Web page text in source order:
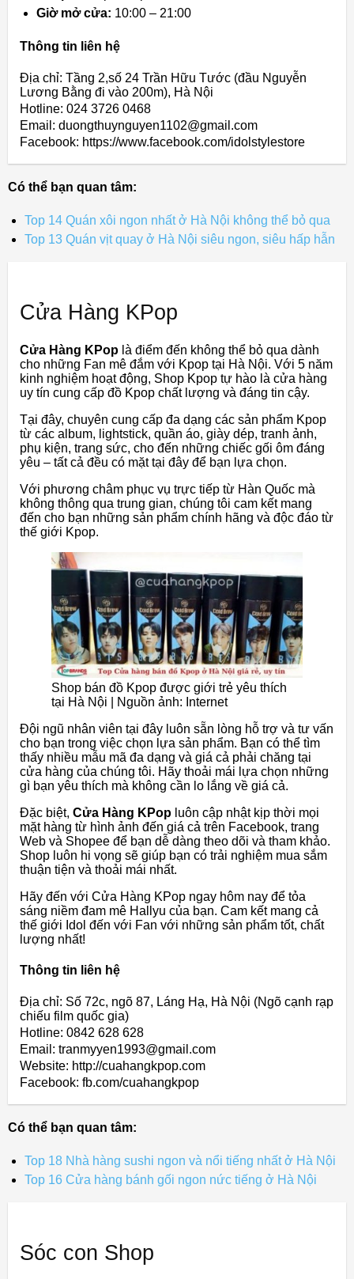
Giờ mở cửa: 10:00 – 21:00
Thông tin liên hệ
Địa chỉ: Tầng 2,số 24 Trần Hữu Tước (đầu Nguyễn
Lương Bằng đi vào 200m), Hà Nội
Hotline: 024 3726 0468
Email: duongthuynguyen1102@gmail.com
Facebook: https://www.facebook.com/idolstylestore
Có thể bạn quan tâm:
Top 14 Quán xôi ngon nhất ở Hà Nội không thể bỏ qua
Top 13 Quán vịt quay ở Hà Nội siêu ngon, siêu hấp hẫn
Cửa Hàng KPop
Cửa Hàng KPop là điểm đến không thể bỏ qua dành
cho những Fan mê đắm với Kpop tại Hà Nội. Với 5 năm
kinh nghiệm hoạt động, Shop Kpop tự hào là cửa hàng
uy tín cung cấp đồ Kpop chất lượng và đáng tin cậy.
Tại đây, chuyên cung cấp đa dạng các sản phẩm Kpop
từ các album, lightstick, quần áo, giày dép, tranh ảnh,
phụ kiện, trang sức, cho đến những chiếc gối ôm đáng
yêu – tất cả đều có mặt tại đây để bạn lựa chọn.
Với phương châm phục vụ trực tiếp từ Hàn Quốc mà
không thông qua trung gian, chúng tôi cam kết mang
đến cho bạn những sản phẩm chính hãng và độc đáo từ
thế giới Kpop.
Shop bán đồ Kpop được giới trẻ yêu thích
tại Hà Nội | Nguồn ảnh: Internet
Đội ngũ nhân viên tại đây luôn sẵn lòng hỗ trợ và tư vấn
cho bạn trong việc chọn lựa sản phẩm. Bạn có thể tìm
thấy nhiều mẫu mã đa dạng và giá cả phải chăng tại
cửa hàng của chúng tôi. Hãy thoải mái lựa chọn những
gì bạn yêu thích mà không cần lo lắng về giá cả.
Đặc biệt, Cửa Hàng KPop luôn cập nhật kịp thời mọi
mặt hàng từ hình ảnh đến giá cả trên Facebook, trang
Web và Shopee để bạn dễ dàng theo dõi và tham khảo.
Shop luôn hi vọng sẽ giúp bạn có trải nghiệm mua sắm
thuận tiện và thoải mái nhất.
Hãy đến với Cửa Hàng KPop ngay hôm nay để tỏa
sáng niềm đam mê Hallyu của bạn. Cam kết mang cả
thế giới Idol đến với Fan với những sản phẩm tốt, chất
lượng nhất!
Thông tin liên hệ
Địa chỉ: Số 72c, ngõ 87, Láng Hạ, Hà Nội (Ngõ cạnh rạp
chiếu film quốc gia)
Hotline: 0842 628 628
Email: tranmyyen1993@gmail.com
Website: http://cuahangkpop.com
Facebook: fb.com/cuahangkpop
Có thể bạn quan tâm:
Top 18 Nhà hàng sushi ngon và nổi tiếng nhất ở Hà Nội
Top 16 Cửa hàng bánh gối ngon nức tiếng ở Hà Nội
Sóc con Shop